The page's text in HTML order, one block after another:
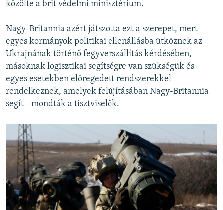
közölte a brit védelmi minisztérium.
Nagy-Britannia azért játszotta ezt a szerepet, mert
egyes kormányok politikai ellenállásba ütköznek az
Ukrajnának történő fegyverszállítás kérdésében,
másoknak logisztikai segítségre van szükségük és
egyes esetekben elöregedett rendszerekkel
rendelkeznek, amelyek felújításában Nagy-Britannia
segít - mondták a tisztviselők.